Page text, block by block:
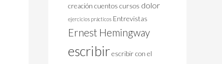
creación cuentos cursos dolor
ejercicios prácticos Entrevistas
Ernest Hemingway
escribirescribir con el